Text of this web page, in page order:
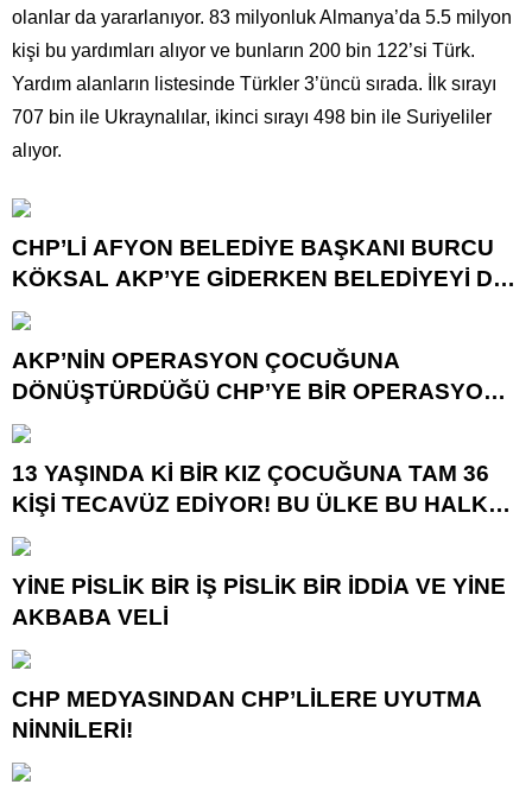
olanlar da yararlanıyor. 83 milyonluk Almanya’da 5.5 milyon
kişi bu yardımları alıyor ve bunların 200 bin 122’si Türk.
Yardım alanların listesinde Türkler 3’üncü sırada. İlk sırayı
707 bin ile Ukraynalılar, ikinci sırayı 498 bin ile Suriyeliler
alıyor.
CHP’Lİ AFYON BELEDİYE BAŞKANI BURCU
KÖKSAL AKP’YE GİDERKEN BELEDİYEYİ DE
GÖTÜRÜYOR!
AKP’NİN OPERASYON ÇOCUĞUNA
DÖNÜŞTÜRDÜĞÜ CHP’YE BİR OPERASYON
DAHA!
13 YAŞINDA Kİ BİR KIZ ÇOCUĞUNA TAM 36
KİŞİ TECAVÜZ EDİYOR! BU ÜLKE BU HALK
NEREYE SAVRULDU NASIL SAVRULDU!
YİNE PİSLİK BİR İŞ PİSLİK BİR İDDİA VE YİNE
AKBABA VELİ
CHP MEDYASINDAN CHP’LİLERE UYUTMA
NİNNİLERİ!